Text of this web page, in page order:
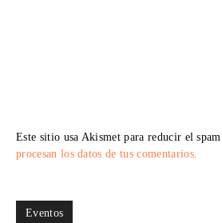
Este sitio usa Akismet para reducir el spam.
procesan los datos de tus comentarios.
Eventos